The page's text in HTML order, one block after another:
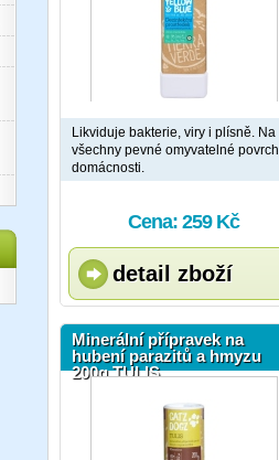
Likviduje bakterie, viry i plísně. Na
všechny pevné omyvatelné
domácnosti.
Cena: 259 Kč
detail zboží
Minerální přípravek na
hubení parazitů a hmyzu
200g TULIS